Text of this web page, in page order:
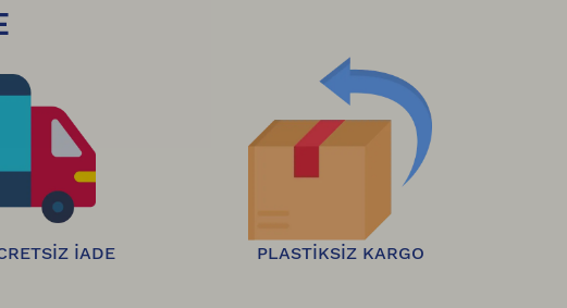
İADE PLASTİKSİZ KARGO